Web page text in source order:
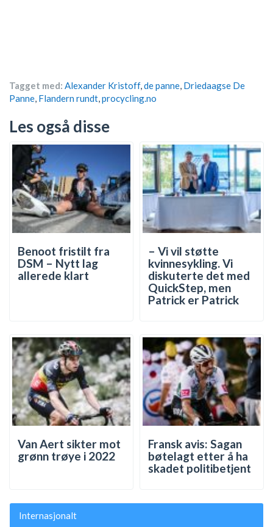
Tagget med: Alexander Kristoff,de panne, Driedaagse De
Panne, Flandern rundt,procycling.no
Les også disse
Benoot fristilt fra
DSM – Nytt lag
allerede klart
– Vi vil støtte
kvinnesykling. Vi
diskuterte det med
QuickStep, men
Patrick er Patrick
Van Aert sikter mot
grønn trøye i 2022
Fransk avis: Sagan
bøtelagt etter å ha
skadet politibetjent
Internasjonalt